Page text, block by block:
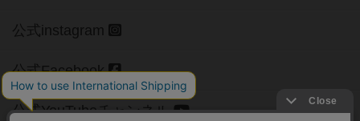
公式instagram
公式Facebook
公式YouTubeチャンネル